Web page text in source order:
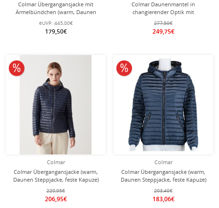
Colmar Übergangansjacke mit
Ärmelbündchen (warm, Daunen
Steppjacke, schmale Form) blau
Damen
eUVP: 445,00€
179,50€
Colmar Daunenmantel in
changierender Optik mit
Krageneinsatz und fester Kapuze
dunkelgrau Damen
277,50€
249,75€
Colmar
Colmar Übergangansjacke (warm,
Daunen Steppjacke, feste Kapuze)
dunkelblau Damen
229,95€
206,95€
10% reduziert
Colmar
Colmar Übergangansjacke (warm,
Daunen Steppjacke, feste Kapuze)
blau Damen
203,40€
183,06€
10% reduziert